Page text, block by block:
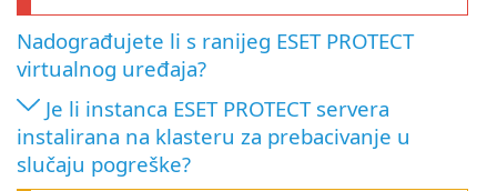
Nadograđujete li s ranijeg ESET PROTECT
virtualnog uređaja?
Je li instanca ESET PROTECT servera
instalirana na klasteru za prebacivanje u
slučaju pogreške?